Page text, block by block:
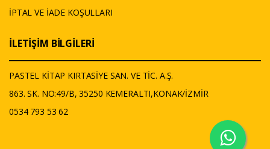
İPTAL VE İADE KOŞULLARI
İLETİŞİM BİLGİLERİ
PASTEL KİTAP KIRTASİYE SAN. VE TİC. A.Ş.
863. SK. NO:49/B, 35250 KEMERALTI,KONAK/İZMİR
0534 793 53 62